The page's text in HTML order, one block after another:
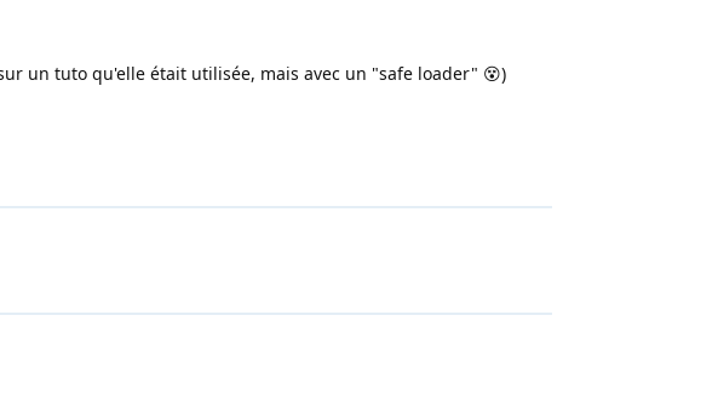
un tuto qu'elle était utilisée, mais avec un "safe loader" 😵)